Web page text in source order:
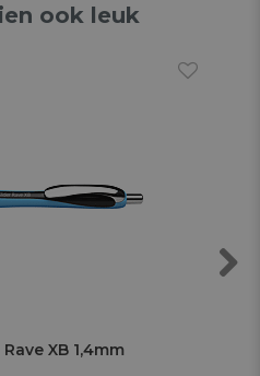
ook leuk
XB 1,4mm